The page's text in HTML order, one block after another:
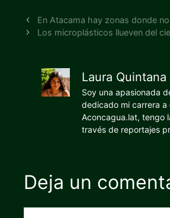
En Atacama hay zonas donde
Los microplásticos llueven del
Laura Quintana
Soy una apasionada
dedicado mi carrera a
Aconcagua.lat, tengo
través de reportajes
Deja un